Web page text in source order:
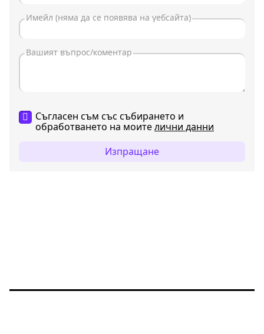
Съгласен съм със събирането и
обработването на моителични данни
Изпращане